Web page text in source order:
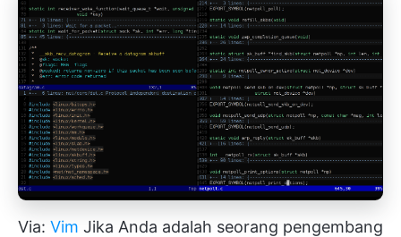
Via: Vim Jika Anda adalah seorang pengembang